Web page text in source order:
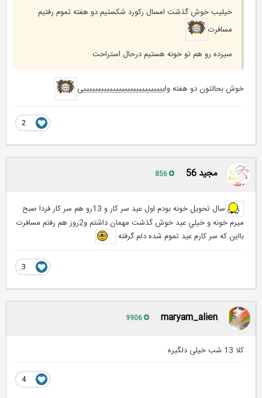
خیلیب خوش گذشت امسال رکورد شکستیم دو هفته تموم رفتیم
مسافرت
سیزده رو هم تو خونه هستیم درحال استراحت
خوش بحالتون دو هفته واییییییییییییییییییییییییییییی
مجيد 56
سال تحويل خونه بودم اول عيد سر كار و 13رو هم سر كار فردا صبح
ميرم خونه و خيلي عيد خوش گذشت مهمان داشتم و2روز هم رفتم مسافرت
بااين كه سر كارم عيد تموم شده دلم گرفته
maryam_alien
کلا 13 شب خیلی دلگیره